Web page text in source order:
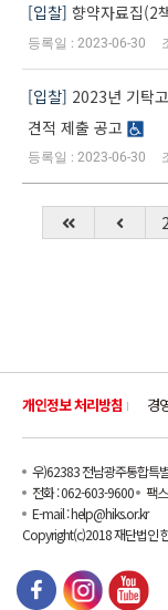
입찰 향약자료집(2
2023-06-30
입찰 2023년 기탁
견적 제출 공고
2023-06-30
2
개인정보 처리방침 경
우)62383 전남광주통합특
전화 : 062-603-9600
팩
E-mail : help@hiks.or.kr
Copyright(c)2018 재단법인